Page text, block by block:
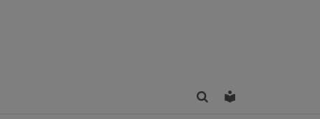
FindenLeichte Sprache